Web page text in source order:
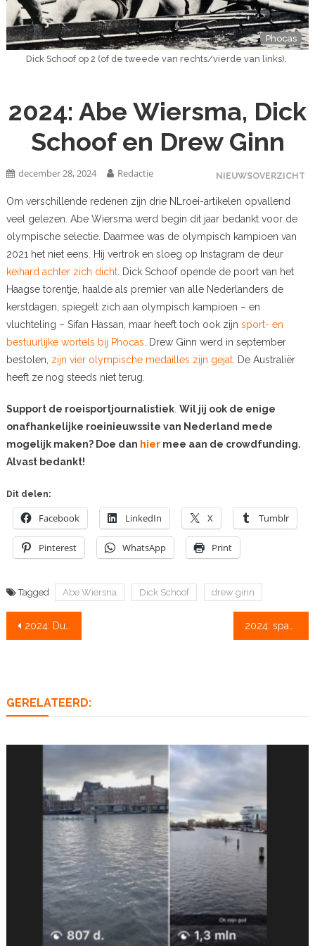
Phocas
Dick Schoof op 2 (of de tweede van rechts/vierde van links).
2024: Abe Wiersma, Dick
Schoof en Drew Ginn
NIEUWSOVERZICHT
december 28, 2024 Redactie
Om verschillende redenen zijn drie NLroei-artikelen opvallend
veel gelezen. Abe Wiersma werd begin dit jaar bedankt voor de
olympische selectie. Daarmee was de olympisch kampioen van
2021 het niet eens. Hij vertrok en sloeg op Instagram de deur
keihard achter zich dicht. Dick Schoof opende de poort van het
Haagse torentje, haalde als premier van alle Nederlanders de
kerstdagen, spiegelt zich aan olympisch kampioen – en
vluchteling – Sifan Hassan, maar heeft toch ook zijn sport- en
bestuurlijke wortels bij Phocas . Drew Ginn werd in september
bestolen, zijn vier olympische medailles zijn gejat. De Australiër
heeft ze nog steeds niet terug.
Support de roeisportjournalistiek. Wil jij ook de enige
onafhankelijke roeinieuwssite van Nederland mede
mogelijk maken? Doe dan hiermee aan de crowdfunding.
Alvast bedankt!
Dit delen:
Facebook LinkedIn X Tumblr
Pinterest WhatsApp Print
Tagged Abe Wiersna Dick Schoof drew ginn
Bericht
2024: Dukdalfdebacle best bekeken item op Instagram
GERELATEERD: